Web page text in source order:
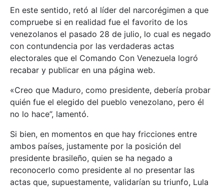
En este sentido, retó al líder del narcorégimen a que
compruebe si en realidad fue el favorito de los
venezolanos el pasado 28 de julio, lo cual es negado
con contundencia por las verdaderas actas
electorales que el Comando Con Venezuela logró
recabar y publicar en una página web.
«Creo que Maduro, como presidente, debería probar
quién fue el elegido del pueblo venezolano, pero él
no lo hace”, lamentó.
Si bien, en momentos en que hay fricciones entre
ambos países, justamente por la posición del
presidente brasileño, quien se ha negado a
reconocerlo como presidente al no presentar las
actas que, supuestamente, validarían su triunfo, Lula